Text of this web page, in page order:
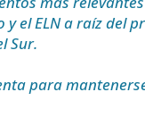
el ELN a raíz del
Sur.
para